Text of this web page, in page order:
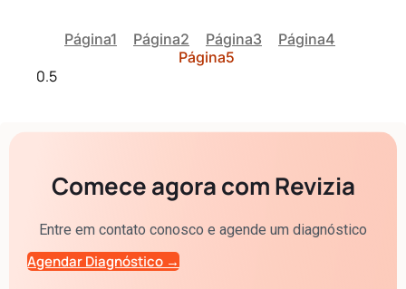
Página1 Página2 Página3 Página4
Página5
Comece agora com Revizia
Entre em contato conosco e agende um diagnóstico
Agendar Diagnóstico →